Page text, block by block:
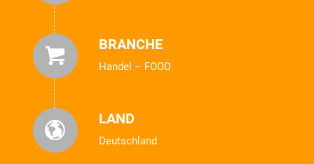
BRANCHE
Handel – FOOD
LAND
Deutschland